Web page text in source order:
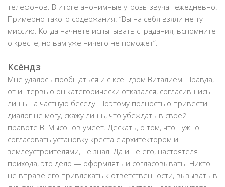
телефонов. В итоге анонимные угрозы звучат ежедневно.
Примерно такого содержания: “Вы на себя взяли не ту
миссию. Когда начнете испытывать страдания, вспомните
о кресте, но вам уже ничего не поможет”.
Ксёндз
Мне удалось пообщаться и с ксендзом Виталием. Правда,
от интервью он категорически отказался, согласившись
лишь на частную беседу. Поэтому полностью привести
диалог не могу, скажу лишь, что убеждать в своей
правоте В. Мысонов умеет. Дескать, о том, что нужно
согласовать установку креста с архитектором и
землеустроителями, не знал. Да и не его, настоятеля
прихода, это дело — оформлять и согласовывать. Никто
не вправе его привлекать к ответственности, вызывать в